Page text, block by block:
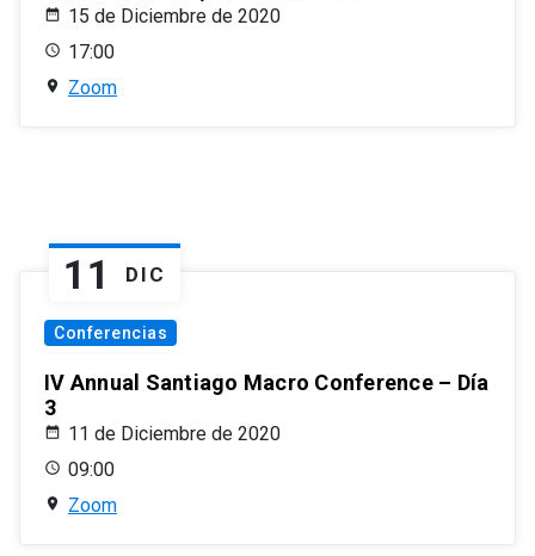
15 de Diciembre de 2020
17:00
Zoom
11 DIC
Conferencias
IV Annual Santiago Macro Conference – Día
3
11 de Diciembre de 2020
09:00
Zoom